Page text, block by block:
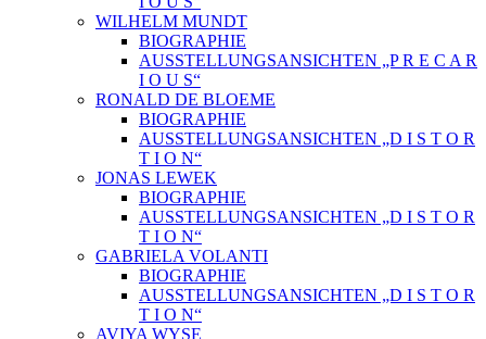
WILHELM MUNDT
BIOGRAPHIE
AUSSTELLUNGSANSICHTEN „P R E C A R
I O U S“
RONALD DE BLOEME
BIOGRAPHIE
AUSSTELLUNGSANSICHTEN „D I S T O R
T I O N“
JONAS LEWEK
BIOGRAPHIE
AUSSTELLUNGSANSICHTEN „D I S T O R
T I O N“
GABRIELA VOLANTI
BIOGRAPHIE
AUSSTELLUNGSANSICHTEN „D I S T O R
T I O N“
AVIYA WYSE